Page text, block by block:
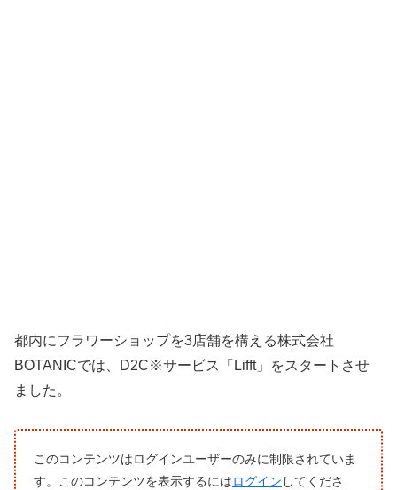
都内にフラワーショップを3店舗を構える株式会社
BOTANICでは、D2C※サービス「Lifft」をスタートさせ
ました。
このコンテンツはログインユーザーのみに制限されていま
す。このコンテンツを表示するにはログイン してくださ